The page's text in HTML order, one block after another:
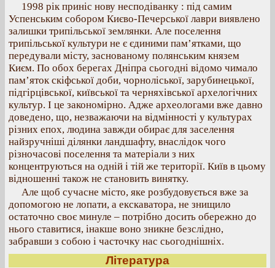
1998 рік приніс нову несподіванку : під самим
Успенським собором Києво-Печерської лаври виявлено
залишки трипільської землянки. Але поселення
трипільської культури не є єдиними пам’ятками, що
передували місту, заснованому полянським князем
Києм. По обох берегах Дніпра сьогодні відомо чимало
пам’яток скіфської доби, чорноліської, зарубинецької,
підгірцівської, київської та черняхівської архелогічних
культур. І це закономірно. Адже археологами вже давно
доведено, що, незважаючи на відмінності у культурах
різних епох, людина завжди обирає для заселення
найзручніші ділянки ландшафту, внаслідок чого
різночасові поселення та матеріали з них
концентруються на одній і тій же території. Київ в цьому
відношенні також не становить винятку.
Але щоб сучасне місто, яке розбудовується вже за
допомогою не лопати, а екскаватора, не знищило
остаточно своє минуле – потрібно досить обережно до
нього ставитися, інакше воно зникне безслідно,
забравши з собою і часточку нас сьогоднішніх.
Література